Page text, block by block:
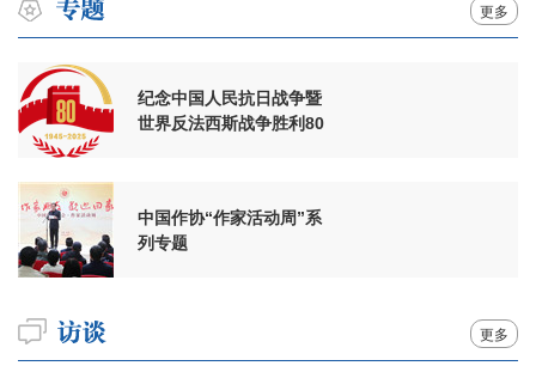
更多
纪念中国人民抗日战争暨
世界反法西斯战争胜利80
中国作协“作家活动周”系
列专题
更多